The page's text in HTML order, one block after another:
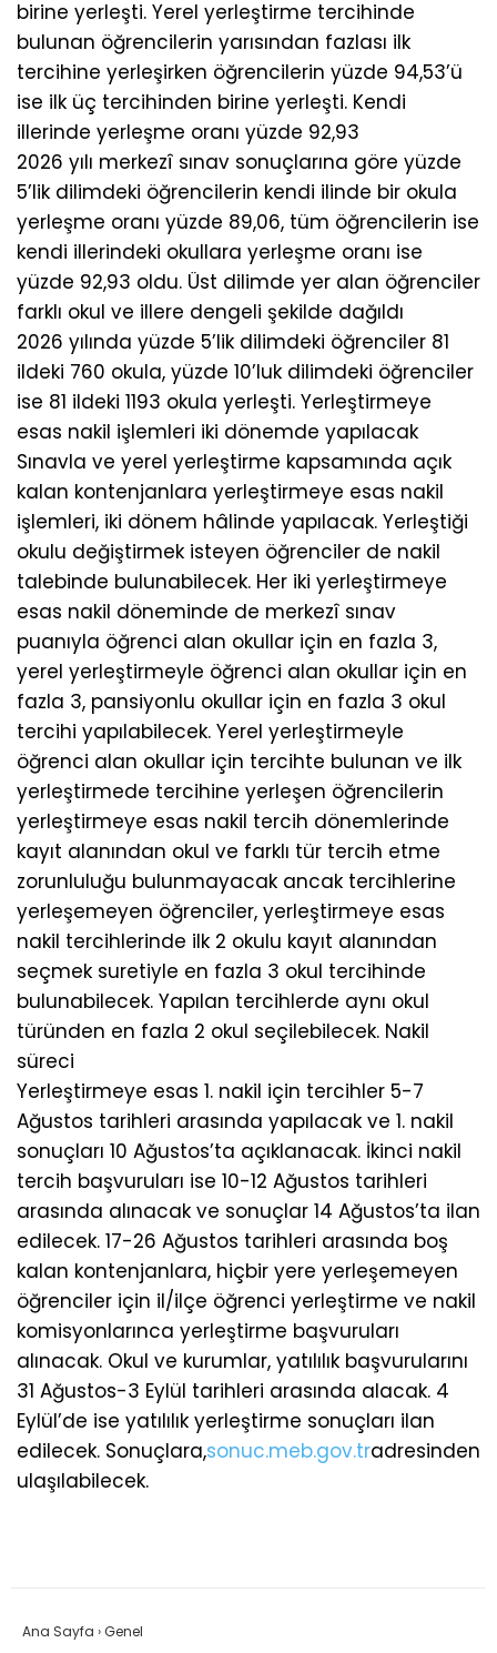
birine yerleşti. Yerel yerleştirme tercihinde
bulunan öğrencilerin yarısından fazlası ilk
tercihine yerleşirken öğrencilerin yüzde 94,53’ü
ise ilk üç tercihinden birine yerleşti. Kendi
illerinde yerleşme oranı yüzde 92,93
2026 yılı merkezî sınav sonuçlarına göre yüzde
5’lik dilimdeki öğrencilerin kendi ilinde bir okula
yerleşme oranı yüzde 89,06, tüm öğrencilerin ise
kendi illerindeki okullara yerleşme oranı ise
yüzde 92,93 oldu. Üst dilimde yer alan öğrenciler
farklı okul ve illere dengeli şekilde dağıldı
2026 yılında yüzde 5’lik dilimdeki öğrenciler 81
ildeki 760 okula, yüzde 10’luk dilimdeki öğrenciler
ise 81 ildeki 1193 okula yerleşti. Yerleştirmeye
esas nakil işlemleri iki dönemde yapılacak
Sınavla ve yerel yerleştirme kapsamında açık
kalan kontenjanlara yerleştirmeye esas nakil
işlemleri, iki dönem hâlinde yapılacak. Yerleştiği
okulu değiştirmek isteyen öğrenciler de nakil
talebinde bulunabilecek. Her iki yerleştirmeye
esas nakil döneminde de merkezî sınav
puanıyla öğrenci alan okullar için en fazla 3,
yerel yerleştirmeyle öğrenci alan okullar için en
fazla 3, pansiyonlu okullar için en fazla 3 okul
tercihi yapılabilecek. Yerel yerleştirmeyle
öğrenci alan okullar için tercihte bulunan ve ilk
yerleştirmede tercihine yerleşen öğrencilerin
yerleştirmeye esas nakil tercih dönemlerinde
kayıt alanından okul ve farklı tür tercih etme
zorunluluğu bulunmayacak ancak tercihlerine
yerleşemeyen öğrenciler, yerleştirmeye esas
nakil tercihlerinde ilk 2 okulu kayıt alanından
seçmek suretiyle en fazla 3 okul tercihinde
bulunabilecek. Yapılan tercihlerde aynı okul
türünden en fazla 2 okul seçilebilecek. Nakil
süreci
Yerleştirmeye esas 1. nakil için tercihler 5-7
Ağustos tarihleri arasında yapılacak ve 1. nakil
sonuçları 10 Ağustos’ta açıklanacak. İkinci nakil
tercih başvuruları ise 10-12 Ağustos tarihleri
arasında alınacak ve sonuçlar 14 Ağustos’ta ilan
edilecek. 17-26 Ağustos tarihleri arasında boş
kalan kontenjanlara, hiçbir yere yerleşemeyen
öğrenciler için il/ilçe öğrenci yerleştirme ve nakil
komisyonlarınca yerleştirme başvuruları
alınacak. Okul ve kurumlar, yatılılık başvurularını
31 Ağustos-3 Eylül tarihleri arasında alacak. 4
Eylül’de ise yatılılık yerleştirme sonuçları ilan
edilecek. Sonuçlara,sonuc.meb.gov.tradresinden
ulaşılabilecek.
Ana Sayfa ›Genel